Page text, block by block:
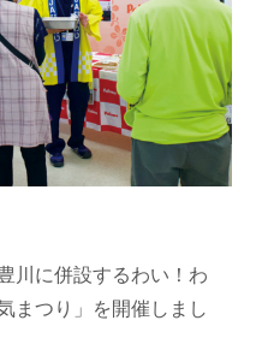
畜産物
店舗
ンター
川に併設するわい！わ
まつり」を開催しまし